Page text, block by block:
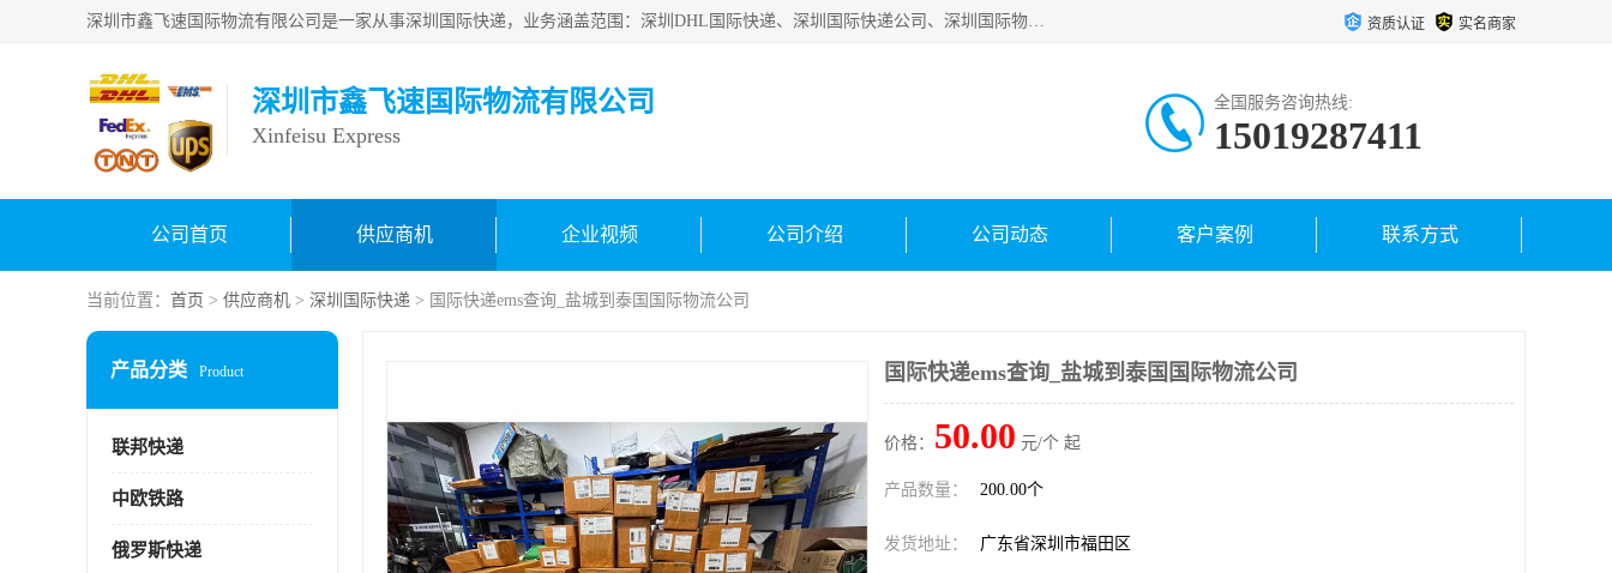
深圳市鑫飞速国际物流有限公司是一家从事深圳国际快递，业务涵盖范围：深圳DHL国际快递、深圳国际快递公司、深圳国际物流公司、深圳国际快递、深圳DHL国际快递电话可拨打全国服务热线：15019287411。欢迎各位亲来人来电到我司洽谈合作。 资质认证 实名商家
深圳市鑫飞速国际物流有限公司
Xinfeisu Express
全国服务咨询热线:
15019287411
公司首页 供应商机 企业视频 公司介绍 公司动态 客户案例 联系方式
当前位置： 首页 > 供应商机 > 深圳国际快递 > 国际快递ems查询_盐城到泰国国际物流公司
产品分类 Product
联邦快递
中欧铁路
俄罗斯快递
国际快递ems查询_盐城到泰国国际物流公司
价格： 50.00 元/个 起
产品数量： 200.00个
发货地址： 广东省深圳市福田区